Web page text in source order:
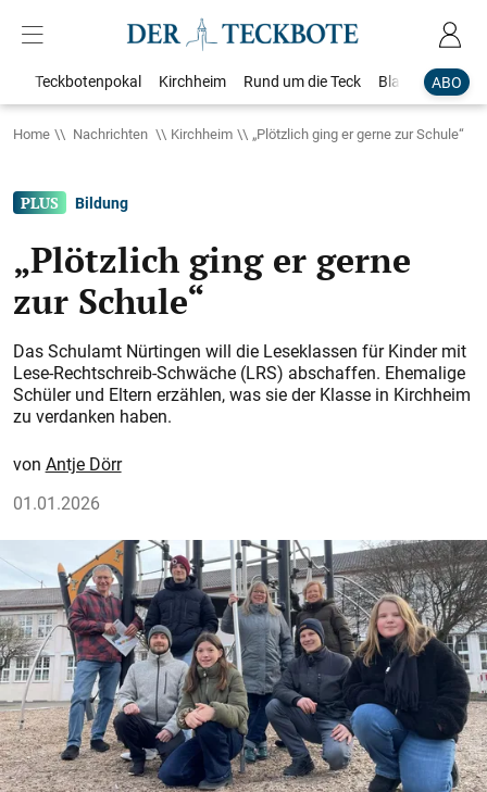
ABO
Teckbotenpokal Kirchheim Rund um die Teck Blaulicht
Home Nachrichten Kirchheim „Plötzlich ging er gerne zur Schule“
Bildung
„Plötzlich ging er gerne
zur Schule“
Das Schulamt Nürtingen will die Leseklassen für Kinder mit
Lese-Rechtschreib-Schwäche (LRS) abschaffen. Ehemalige
Schüler und Eltern erzählen, was sie der Klasse in Kirchheim
zu verdanken haben.
Antje Dörr
01.01.2026